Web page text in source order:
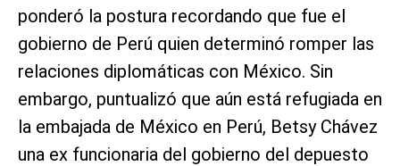
ponderó la postura recordando que fue el
gobierno de Perú quien determinó romper las
relaciones diplomáticas con México. Sin
embargo, puntualizó que aún está refugiada en
la embajada de México en Perú, Betsy Chávez
una ex funcionaria del gobierno del depuesto